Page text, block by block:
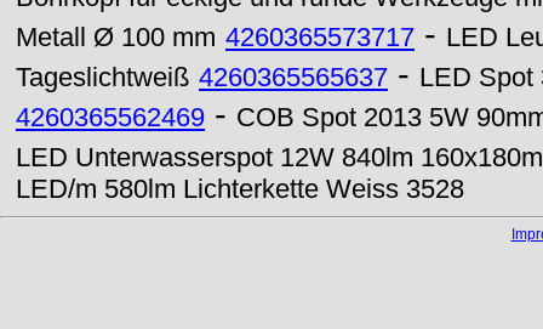
Metall Ø 100 mm 4260365573717 - LED
Tageslichtweiß 4260365565637 - LED Spot
4260365562469 - COB Spot 2013 5W
LED Unterwasserspot 12W 840lm
LED/m 580lm Lichterkette Weiss 3528